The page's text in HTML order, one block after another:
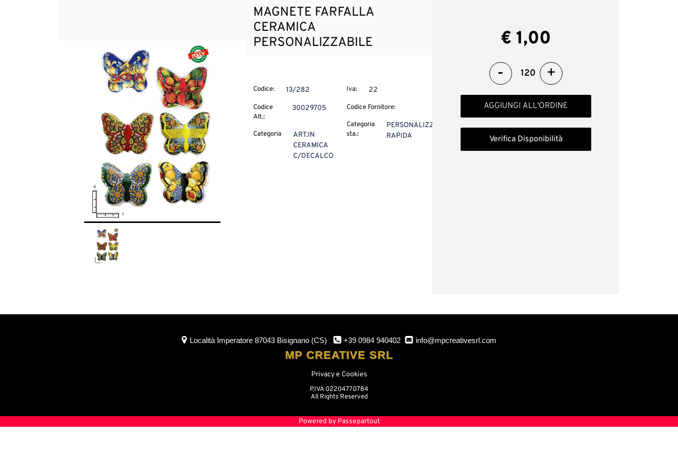
MAGNETE FARFALLA
CERAMICA
PERSONALIZZABILE
Codice: 13/282
Codice
Alt.:
30029705
Categoria
ART.IN
CERAMICA
C/DECALCO
Iva: 22
Codice Fornitore:
Categoria
sta.:
PERSONALIZZ.
RAPIDA
€ 1,00
AGGIUNGI ALL'ORDINE
Verifica Disponibilità
Località Imperatore87043 Bisignano (CS) +39 0984 940402 info@mpcreativesrl.com
MP CREATIVE SRL
Privacy e Cookies
P.IVA 02204770784
All Rights Reserved
Powered by Passepartout